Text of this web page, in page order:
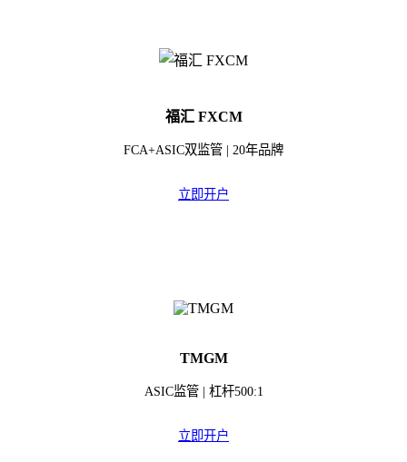
福汇 FXCM
FCA+ASIC双监管 | 20年品牌
立即开户
TMGM
ASIC监管 | 杠杆500:1
立即开户